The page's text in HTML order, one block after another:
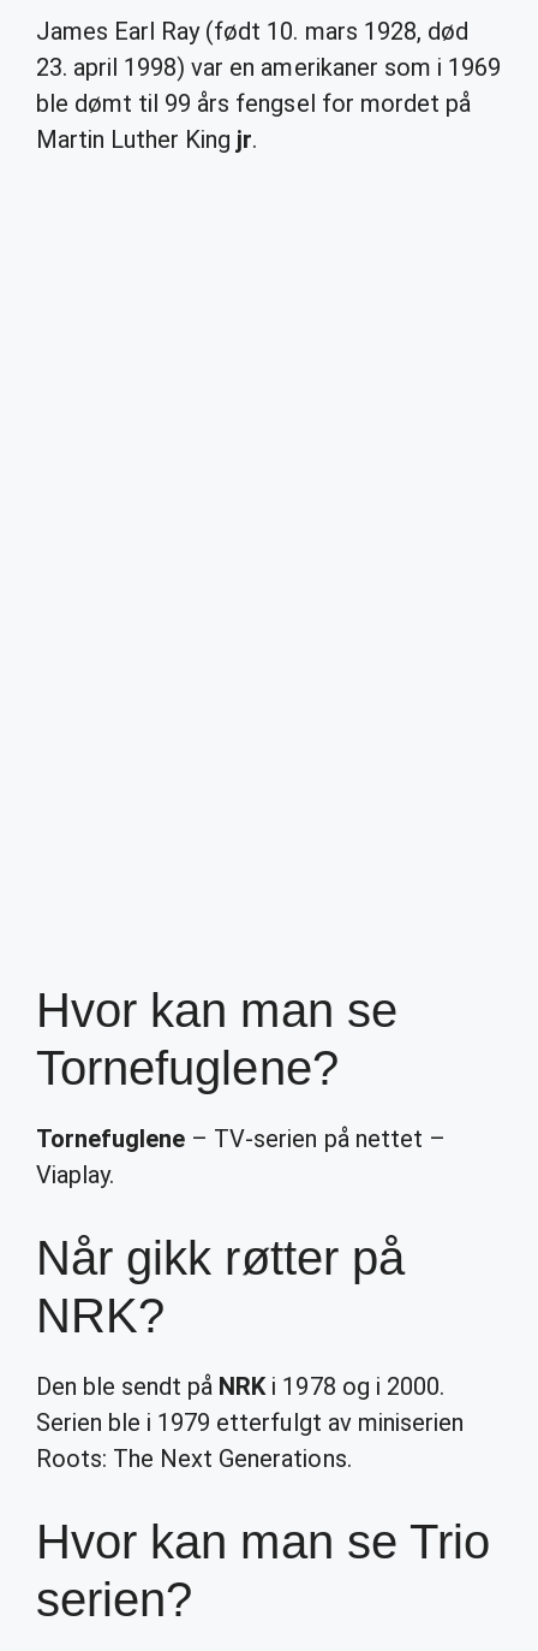
James Earl Ray (født 10. mars 1928, død
23. april 1998) var en amerikaner som i 1969
ble dømt til 99 års fengsel for mordet på
Martin Luther King jr.
Hvor kan man se
Tornefuglene?
Tornefuglene – TV-serien på nettet –
Viaplay.
Når gikk røtter på
NRK?
Den ble sendt på NRKi 1978 og i 2000.
Serien ble i 1979 etterfulgt av miniserien
Roots: The Next Generations.
Hvor kan man se Trio
serien?